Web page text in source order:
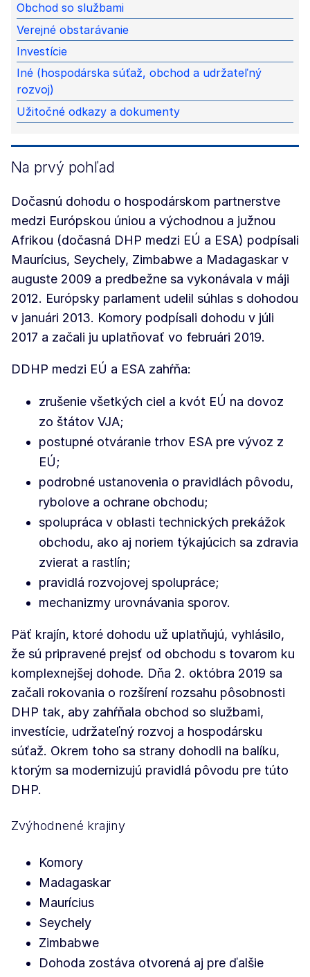
Obchod so službami
Verejné obstarávanie
Investície
Iné (hospodárska súťaž, obchod a udržateľný
rozvoj)
Užitočné odkazy a dokumenty
Na prvý pohľad
Dočasnú dohodu o hospodárskom partnerstve
medzi Európskou úniou a východnou a južnou
Afrikou (dočasná DHP medzi EÚ a ESA) podpísali
Maurícius, Seychely, Zimbabwe a Madagaskar v
auguste 2009 a predbežne sa vykonávala v máji
2012. Európsky parlament udelil súhlas s dohodou
v januári 2013. Komory podpísali dohodu v júli
2017 a začali ju uplatňovať vo februári 2019.
DDHP medzi EÚ a ESA zahŕňa:
zrušenie všetkých ciel a kvót EÚ na dovoz
zo štátov VJA;
postupné otváranie trhov ESA pre vývoz z
EÚ;
podrobné ustanovenia o pravidlách pôvodu,
rybolove a ochrane obchodu;
spolupráca v oblasti technických prekážok
obchodu, ako aj noriem týkajúcich sa zdravia
zvierat a rastlín;
pravidlá rozvojovej spolupráce;
mechanizmy urovnávania sporov.
Päť krajín, ktoré dohodu už uplatňujú, vyhlásilo,
že sú pripravené prejsť od obchodu s tovarom ku
komplexnejšej dohode. Dňa 2. októbra 2019 sa
začali rokovania o rozšírení rozsahu pôsobnosti
DHP tak, aby zahŕňala obchod so službami,
investície, udržateľný rozvoj a hospodársku
súťaž. Okrem toho sa strany dohodli na balíku,
ktorým sa modernizujú pravidlá pôvodu pre túto
DHP.
Zvýhodnené krajiny
Komory
Madagaskar
Maurícius
Seychely
Zimbabwe
Dohoda zostáva otvorená aj pre ďalšie